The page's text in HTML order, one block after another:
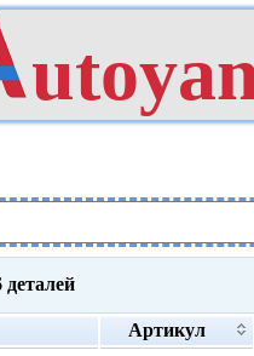
деталей
Артикул